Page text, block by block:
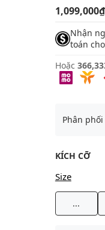
1,099,000₫
Nhận
toán
Hoặc
Phân
KÍCH CỠ
Size
...